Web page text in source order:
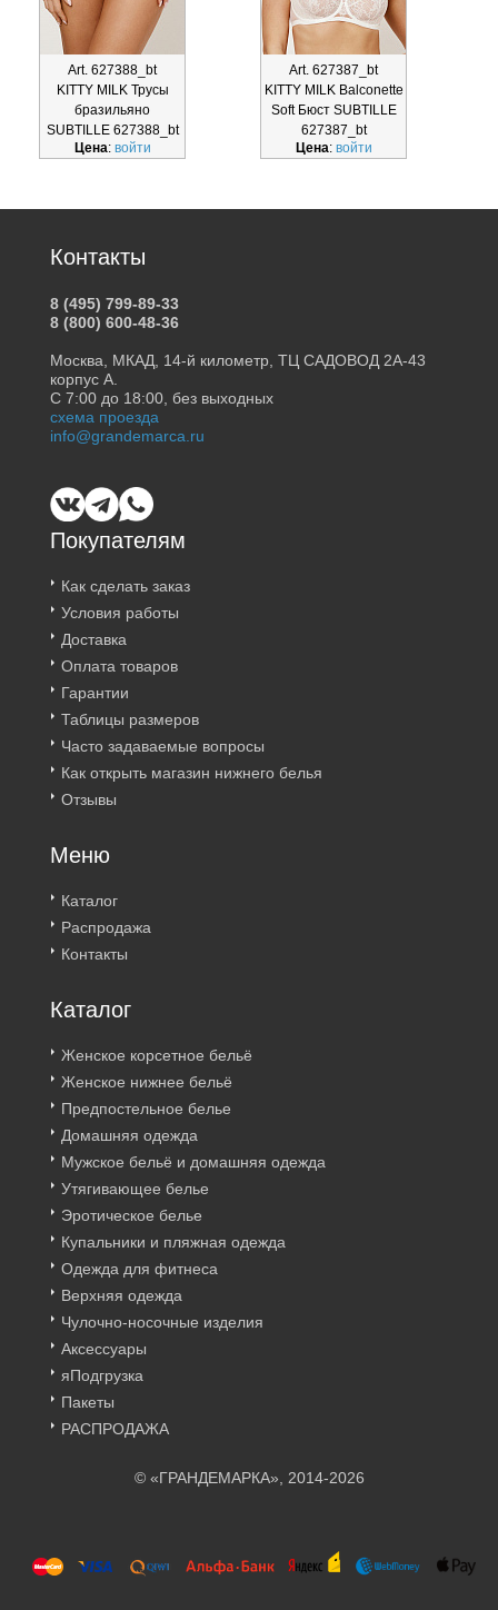
Art. 627388_bt
KITTY MILK Трусы
бразильяно
SUBTILLE 627388_bt
Цена: войти
Art. 627387_bt
KITTY MILK Balconette
Soft Бюст SUBTILLE
627387_bt
Цена: войти
Покупателям
Как сделать заказ
Условия работы
Доставка
Оплата товаров
Гарантии
Таблицы размеров
Часто задаваемые вопросы
Как открыть магазин нижнего белья
Отзывы
Меню
Каталог
Распродажа
Контакты
Каталог
Женское корсетное бельё
Женское нижнее бельё
Предпостельное белье
Домашняя одежда
Мужское бельё и домашняя одежда
Утягивающее белье
Эротическое белье
Купальники и пляжная одежда
Одежда для фитнеса
Верхняя одежда
Чулочно-носочные изделия
Аксессуары
яПодгрузка
Пакеты
РАСПРОДАЖА
Контакты
8 (495) 799-89-33
8 (800) 600-48-36
Москва, МКАД, 14-й километр, ТЦ САДОВОД 2А-43
корпус А.
С 7:00 до 18:00, без выходных
схема проезда
info@grandemarca.ru
© «ГРАНДЕМАРКА», 2014-2026